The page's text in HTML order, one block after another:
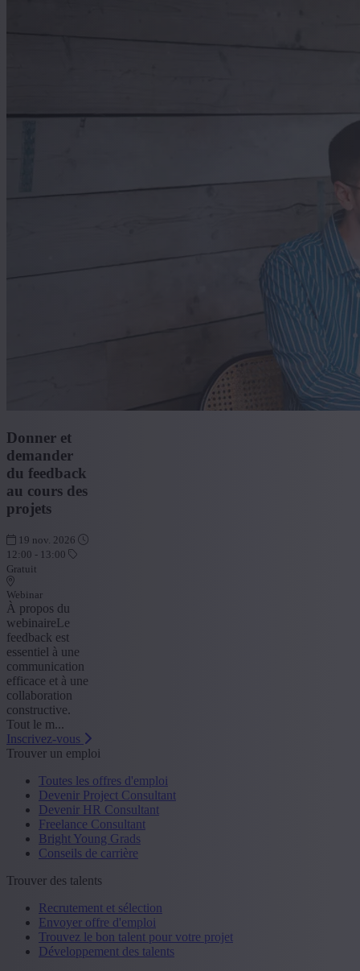
Donner et
demander
du feedback
au cours des
projets
19 nov. 2026
12:00 - 13:00
Gratuit
Webinar
À propos du
webinaireLe
feedback est
essentiel à une
communication
efficace et à une
collaboration
constructive.
Tout le m...
Inscrivez-vous
Trouver un emploi
Toutes les offres d'emploi
Devenir Project Consultant
Devenir HR Consultant
Freelance Consultant
Bright Young Grads
Conseils de carrière
Trouver des talents
Recrutement et sélection
Envoyer offre d'emploi
Trouvez le bon talent pour votre projet
Développement des talents